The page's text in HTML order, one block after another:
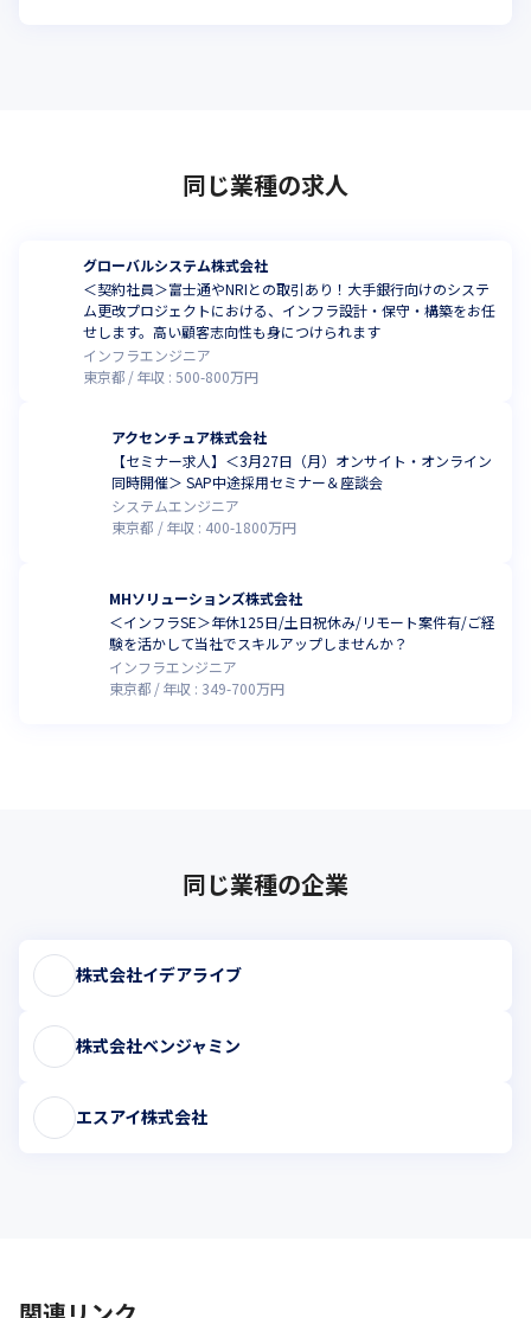
同じ業種の求人
グローバルシステム株式会社
＜契約社員＞富士通やNRIとの取引あり！大手銀行向けのシステ
ム更改プロジェクトにおける、インフラ設計・保守・構築をお任
せします。高い顧客志向性も身につけられます
インフラエンジニア
東京都
年収 :500-800万円
アクセンチュア株式会社
【セミナー求人】＜3月27日（月）オンサイト・オンライン
同時開催＞ SAP中途採用セミナー＆座談会
システムエンジニア
東京都
年収 : 400-1800万円
MHソリューションズ株式会社
＜インフラSE＞年休125日/土日祝休み/リモート案件有/ご経
験を活かして当社でスキルアップしませんか？
インフラエンジニア
東京都
年収 : 349-700万円
同じ業種の企業
株式会社イデアライブ
株式会社ベンジャミン
エスアイ株式会社